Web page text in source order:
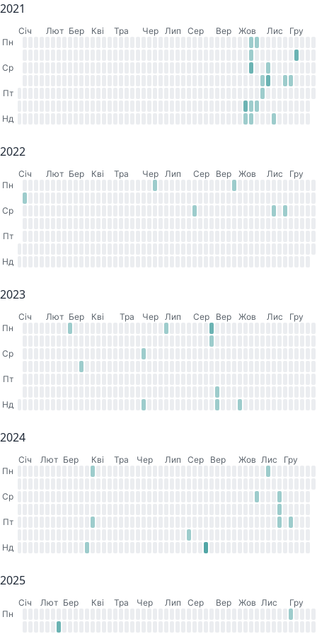
2021
Cіч Лют Бер Кві Тра Чер Лип Сер Вер Жов Лис
Гру
Пн
Ср
Пт
Нд
2022
Cіч Лют Бер Кві Тра Чер Лип Сер Вер Жов Лис
Гру
Пн
Ср
Пт
Нд
2023
Cіч Лют Бер Кві Тра Чер Лип Сер Вер Жов Лис
Гру
Пн
Ср
Пт
Нд
2024
Cіч Лют Бер Кві Тра Чер Лип Сер Вер Жов Лис
Гру
Пн
Ср
Пт
Нд
2025
Cіч Лют Бер Кві Тра Чер Лип Сер Вер Жов Лис
Гру
Пн